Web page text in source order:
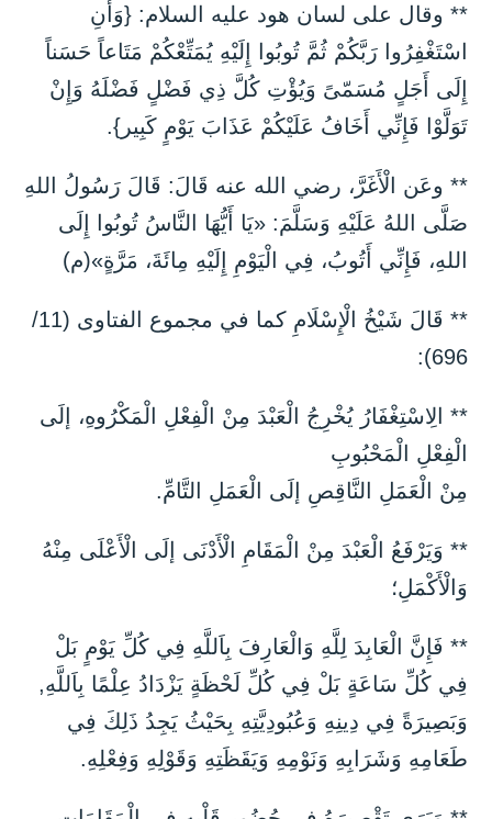
** وقال على لسان هود عليه السلام: {وَأَنِ
اسْتَغْفِرُوا رَبَّكُمْ ثُمَّ تُوبُوا إِلَيْهِ يُمَتِّعْكُمْ مَتَاعاً حَسَناً
إِلَى أَجَلٍ مُسَمّىً وَيُؤْتِ كُلَّ ذِي فَضْلٍ فَضْلَهُ وَإِنْ
تَوَلَّوْا فَإِنِّي أَخَافُ عَلَيْكُمْ عَذَابَ يَوْمٍ كَبِير}.
** وعَن الْأَغَرَّ، رضي الله عنه قَالَ: قَالَ رَسُولُ اللهِ
صَلَّى اللهُ عَلَيْهِ وَسَلَّمَ: «يَا أَيُّهَا النَّاسُ تُوبُوا إِلَى
اللهِ، فَإِنِّي أَتُوبُ، فِي الْيَوْمِ إِلَيْهِ مِائَةَ، مَرَّةٍ»(م)
** قَالَ شَيْخُ الْإِسْلَامِ كما في مجموع الفتاوى (11/
696):
** الِاسْتِغْفَارُ يُخْرِجُ الْعَبْدَ مِنْ الْفِعْلِ الْمَكْرُوهِ، إلَى
الْفِعْلِ الْمَحْبُوبِ
مِنْ الْعَمَلِ النَّاقِصِ إلَى الْعَمَلِ التَّامِّ.
** وَيَرْفَعُ الْعَبْدَ مِنْ الْمَقَامِ الْأَدْنَى إلَى الْأَعْلَى مِنْهُ
وَالْأَكْمَلِ؛
** فَإِنَّ الْعَابِدَ لِلَّهِ وَالْعَارِفَ بِاَللَّهِ فِي كُلِّ يَوْمٍ بَلْ
فِي كُلِّ سَاعَةٍ بَلْ فِي كُلِّ لَحْظَةٍ يَزْدَادُ عِلْمًا بِاَللَّهِ,
وَبَصِيرَةً فِي دِينِهِ وَعُبُودِيَّتِهِ بِحَيْثُ يَجِدُ ذَلِكَ فِي
طَعَامِهِ وَشَرَابِهِ وَنَوْمِهِ وَيَقَظَتِهِ وَقَوْلِهِ وَفِعْلِهِ.